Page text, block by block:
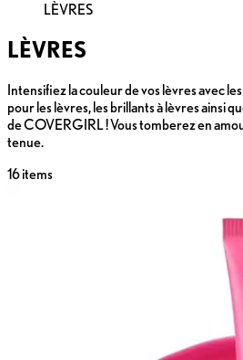
LÈVRES
LÈVRES
Intensifiez la couleur de vos lèvres avec
pour les lèvres, les brillants à lèvres ainsi
de COVERGIRL ! Vous tomberez en
tenue.
16items